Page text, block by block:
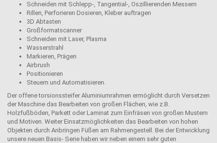
Schneiden mit Schlepp-, Tangential-, Oszillierenden Messern
Rillen, Perforieren Dosieren, Kleber auftragen
3D Abtasten
Großformatscanner
Schneiden mit Laser, Plasma
Wasserstrahl
Markieren, Prägen
Airbrush
Positionieren
Steuern und Automatisieren.
Der offene torsionssteifer Aluminiumrahmen ermöglicht durch Versetzen
der Maschine das Bearbeiten von großen Flächen, wie z.B.
Holzfußböden, Parkett oder Laminat zum Einfräsen von großen Mustern
und Motiven. Weiter Einsatzmöglichkeiten das Bearbeiten von hohen
Objekten durch Anbringen Füßen am Rahmengestell. Bei der Entwicklung
unsere neuen Basis- Serie haben wir neben einem sehr guten